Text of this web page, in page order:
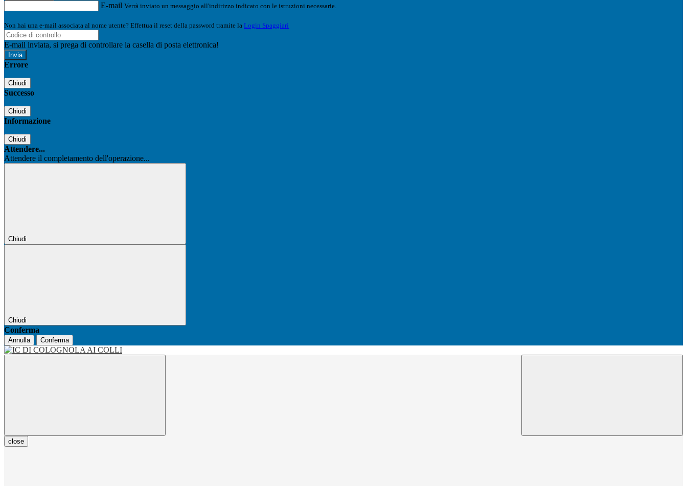
E-mail Verrà inviato un messaggio all'indirizzo indicato con le istruzioni necessarie.
Non hai una e-mail associata al nome utente? Effettua il reset della password tramite la Login Spaggiari
E-mail inviata, si prega di controllare la casella di posta elettronica!
Errore
Chiudi
Successo
Chiudi
Informazione
Chiudi
Attendere...
Attendere il completamento dell'operazione...
Chiudi
Chiudi
Conferma
Annulla Conferma
close